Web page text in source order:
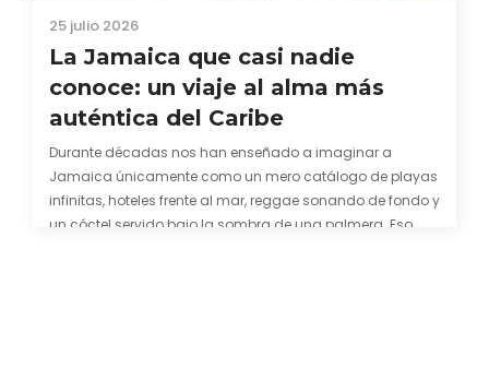
25 julio 2026
La Jamaica que casi nadie
conoce: un viaje al alma más
auténtica del Caribe
Durante décadas nos han enseñado a imaginar a
Jamaica únicamente como un mero catálogo de playas
infinitas, hoteles frente al mar, reggae sonando de fondo y
un cóctel servido bajo la sombra de una palmera. Eso